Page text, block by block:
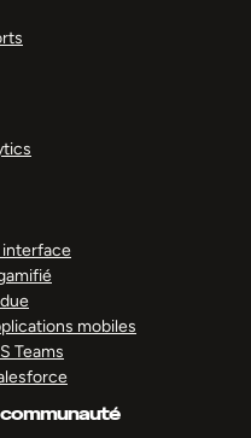
interface
mobiles
Teams